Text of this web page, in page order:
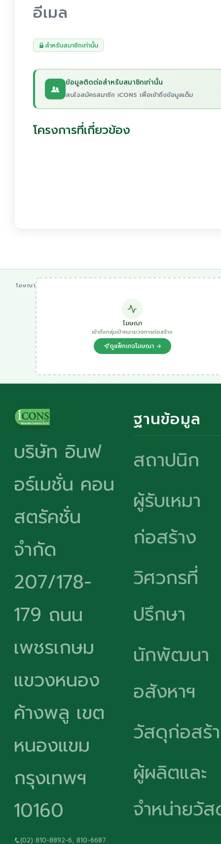
อีเมล
สำหรับสมาชิกเท่านั้น
ข้อมูลติดต่อสำหรับสมาชิกเท่านั้น
สนใจสมัครสมาชิก iCONS เพื่อเข้าถึงข้อมูลเต็ม
โครงการที่เกี่ยวข้อง
โฆษณา
โฆษณา
เข้าถึงกลุ่มเป้าหมายวงการก่อสร้าง
ดูแพ็กเกจโฆษณา →
บริษัท อินฟ
อร์เมชั่น คอน
สตรัคชั่น
จำกัด
207/178-
179 ถนน
เพชรเกษม
แขวงหนอง
ค้างพลู เขต
หนองแขม
กรุงเทพฯ
10160
(02) 810-8892-6, 810-6687
ฐานข้อมูล
สถาปนิก
ผู้รับเหมา
ก่อสร้าง
วิศวกรที่
ปรึกษา
นักพัฒนา
อสังหาฯ
วัสดุก่อสร้
ผู้ผลิตและ
จำหน่ายวั